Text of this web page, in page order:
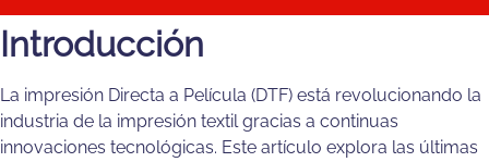
Introducción
La impresión Directa a Película (DTF) está revolucionando la
industria de la impresión textil gracias a continuas
innovaciones tecnológicas. Este artículo explora las últimas